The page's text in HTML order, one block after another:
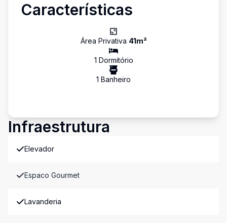
Características
Área Privativa 41m²
1 Dormitório
1 Banheiro
Infraestrutura
Elevador
Espaco Gourmet
Lavanderia